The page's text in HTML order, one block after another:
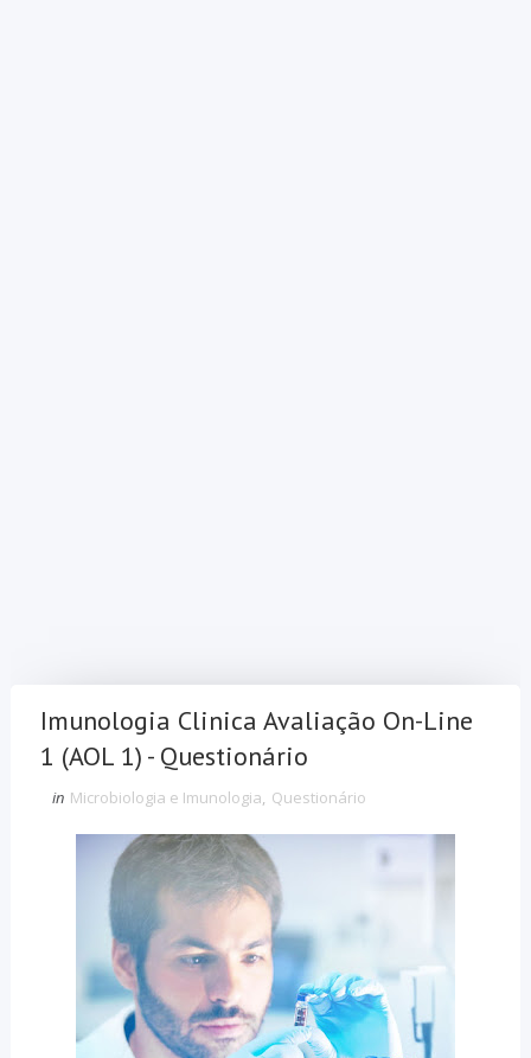
Imunologia Clinica Avaliação On-Line
1 (AOL 1) - Questionário
in Microbiologia e Imunologia, Questionário